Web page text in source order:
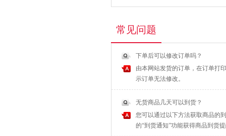
常见问题
下单后可以修改订单吗？
由本网站发货的订单，在订单打
示订单无法修改。
无货商品几天可以到货？
您可以通过以下方法获取商品的
的“到货通知”功能获得商品到货